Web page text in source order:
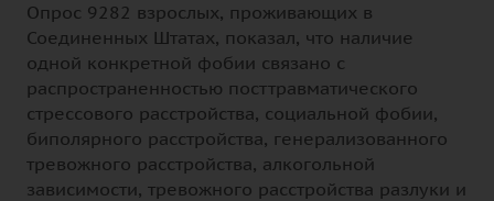
Опрос 9282 взрослых, проживающих в
Соединенных Штатах, показал, что наличие
одной конкретной фобии связано с
распространенностью посттравматического
стрессового расстройства, социальной фобии,
биполярного расстройства, генерализованного
тревожного расстройства, алкогольной
зависимости, тревожного расстройства разлуки и